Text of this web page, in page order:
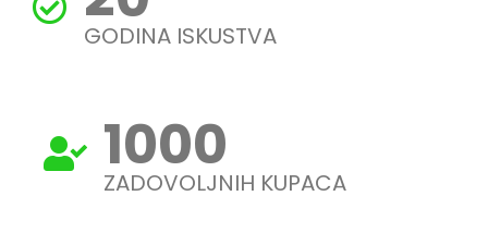
GODINA ISKUSTVA
1000
ZADOVOLJNIH KUPACA